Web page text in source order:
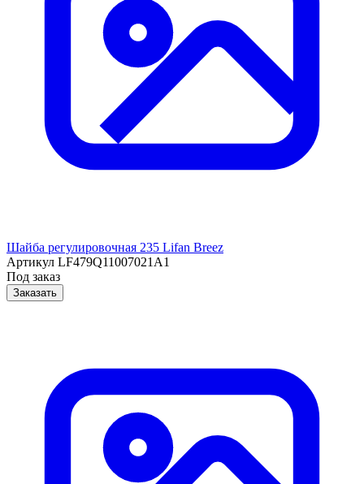
Шайба регулировочная 235 Lifan Breez
Артикул LF479Q11007021A1
Под заказ
Заказать